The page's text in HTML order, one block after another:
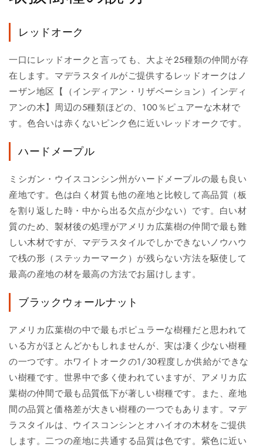
レッドオーク
一口にレッドオークと言っても、大よそ25種類の仲間が存
在します。マデラスタイルがご提供するレッドオークはノ
ーザン地区【（インディアン・リザベーション）インディ
アンの木】周辺の5種類ほどの、100％ピュアーな木材で
す。色合いは赤くないピンク色に近いレッドオークです。
ハードメープル
ミシガン・ウイスコンシン州がハードメープルの最も良い
産地です。色は白く材質も他の産地と比較して高品質（板
を割り返した時・中から出る欠点が少ない）です。白い材
質のため、製材後の処理がアメリカ広葉樹の仲間で最も難
しい木材ですが、マデラスタイルでしかできないノウハウ
で桟の形（ステッカーマーク）が残らない方法を駆使して
最高の産地の材を最高の方法でお届けします。
ブラックウォールナット
アメリカ広葉樹の中で最もポピュラーな樹種だと思われて
いる方がほとんどかもしれませんが、実は凄く少ない樹種
の一つです。ホワイトオークの1/30程度しか供給ができな
い樹種です。世界中で多く使われていますが、アメリカ広
葉樹の仲間で最も品質低下が著しい樹種です。また、産地
間の品質と価格差が大きい樹種の一つでもあります。マデ
ラスタイルは、ウイスコンシンとオハイオの木材をご提供
します。二つの産地に共通する品質は色です。紫色に近い